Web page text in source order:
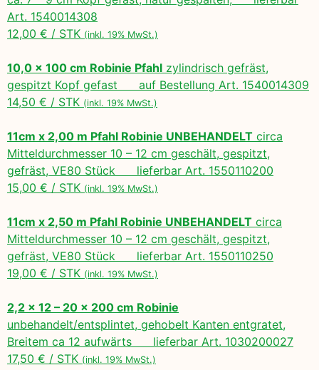
Art. 1540014308
12,00 € / STK (inkl. 19% MwSt.)
10,0 x 100 cm Robinie Pfahl zylindrisch gefräst,
gespitzt Kopf gefast auf Bestellung Art. 1540014309
14,50 € / STK (inkl. 19% MwSt.)
11cm x 2,00 m Pfahl Robinie UNBEHANDELT circa
Mitteldurchmesser 10 – 12 cm geschält, gespitzt,
gefräst, VE80 Stück lieferbar Art. 1550110200
15,00 € / STK (inkl. 19% MwSt.)
11cm x 2,50 m Pfahl Robinie UNBEHANDELT circa
Mitteldurchmesser 10 – 12 cm geschält, gespitzt,
gefräst, VE80 Stück lieferbar Art. 1550110250
19,00 € / STK (inkl. 19% MwSt.)
2,2 x 12 – 20 x 200 cm Robinie
unbehandelt/entsplintet, gehobelt Kanten entgratet,
Breitem ca 12 aufwärts lieferbar Art. 1030200027
17,50 € / STK (inkl. 19% MwSt.)